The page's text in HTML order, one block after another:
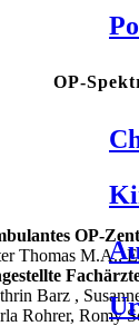
OP-
OP-
Thomas M.A.,
Barz ,
Rohrer, Romy